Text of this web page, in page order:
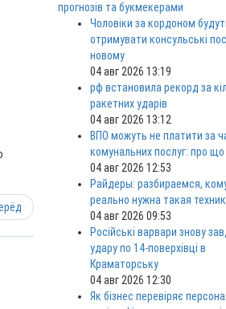
прогнозів та букмекерами
Чоловіки за кордоном
отримувати консульські
новому
04 авг 2026 13:19
рф встановила рекорд за
ракетних ударів
04 авг 2026 13:12
ВПО можуть не платити за
комунальних послуг: про
04 авг 2026 12:53
Райдеры: разбираемся,
реально нужна такая
04 авг 2026 09:53
Російські варвари знову
удару по 14-поверхівці в
Краматорську
04 авг 2026 12:30
Як бізнес перевіряє